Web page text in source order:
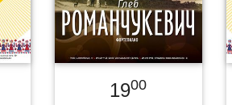
1900